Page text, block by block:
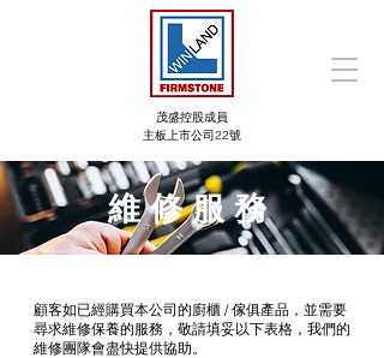
茂盛控股成員
主板上市公司22號
維修服務
顧客如已經購買本公司的廚櫃 / 傢俱產品，並需要
尋求維修保養的服務，敬請填妥以下表格，我們的
維修團隊會盡快提供協助。